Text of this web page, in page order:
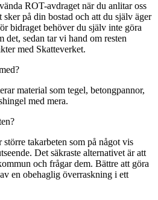
ROT-avdraget när du anlitar oss
på din bostad och att du själv äger
bidraget behöver du själv inte göra
det, sedan tar vi hand om resten
med Skatteverket.
material som tegel, betongpannor,
med mera.
takarbeten som på något vis
Det säkraste alternativet är att
och frågar dem. Bättre att göra
en obehaglig överraskning i ett